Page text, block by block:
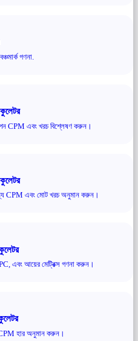
গণনা.
CPM এবং খরচ বিশ্লেষণ করুন।
CPM এবং মোট খরচ অনুমান করুন।
এবং আয়ের মেট্রিক্স গণনা করুন।
CPM হার অনুমান করুন।